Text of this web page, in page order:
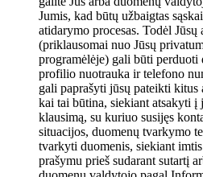
Jumis, kad būtų užbaigtas
atidarymo procesas. Todėl Jūsų
(priklausomai nuo Jūsų
programėlėje) gali būti
profilio nuotrauka ir telefono
gali paprašyti jūsų pateikti kitus
kai tai būtina, siekiant atsakyti į
klausimą, su kuriuo susijęs
situacijos, duomenų tvarkymo
tvarkyti duomenis, siekiant
prašymu prieš sudarant sutartį